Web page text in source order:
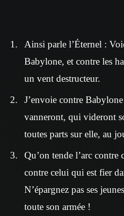
Ainsi parle l’Éternel :
Babylone, et contre les
un vent destructeur.
J’envoie contre
vanneront, qui videront
toutes parts sur elle, au
Qu’on tende l’arc
contre celui qui est fier
N’épargnez pas ses
toute son armée !